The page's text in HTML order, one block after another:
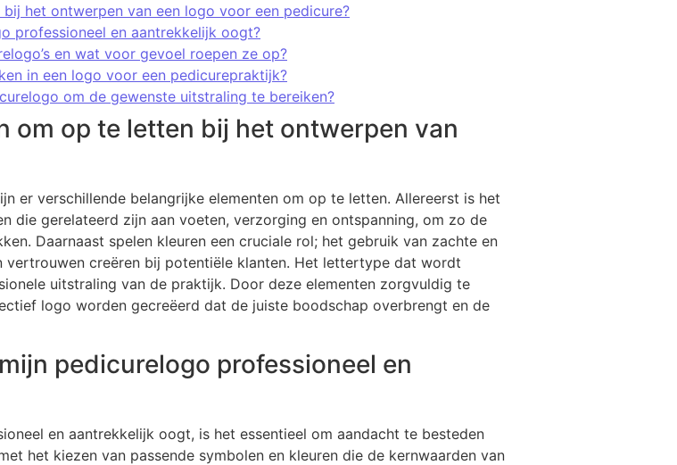
het ontwerpen van een logo voor een pedicure?
professioneel en aantrekkelijk oogt?
en wat voor gevoel roepen ze op?
in een logo voor een pedicurepraktijk?
om de gewenste uitstraling te bereiken?
om op te letten bij het ontwerpen van
er verschillende belangrijke elementen om op te letten. Allereerst is het
die gerelateerd zijn aan voeten, verzorging en ontspanning, om zo de
Daarnaast spelen kleuren een cruciale rol; het gebruik van zachte en
vertrouwen creëren bij potentiële klanten. Het lettertype dat wordt
uitstraling van de praktijk. Door deze elementen zorgvuldig te
logo worden gecreëerd dat de juiste boodschap overbrengt en de
pedicurelogo professioneel en
en aantrekkelijk oogt, is het essentieel om aandacht te besteden
het kiezen van passende symbolen en kleuren die de kernwaarden van